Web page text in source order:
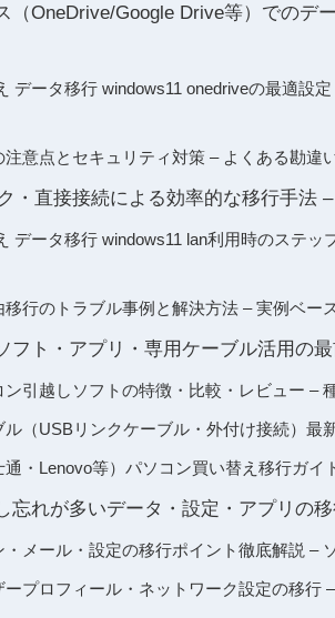
（OneDrive/Google Drive等）でのデ
データ移行 windows11 onedriveの最適設
注意点とセキュリティ対策 – よくある勘違
・直接接続による効率的な移行手法
データ移行 windows11 lan利用時のステ
移行のトラブル事例と解決方法 – 実例ベー
フト・アプリ・専用ケーブル活用の
引越しソフトの特徴・比較・レビュー –
ル（USBリンクケーブル・外付け接続）最
通・Lenovo等）パソコン買い替え移行ガ
忘れが多いデータ・設定・アプリの
メール・設定の移行ポイント徹底解説 –
プロフィール・ネットワーク設定の移行